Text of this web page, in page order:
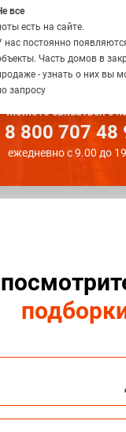
Можете связаться с
8 800 707 48
ежедневно с 9.00 до
все
есть на сайте.
нас постоянно
Часть домов в
- узнать о них вы
запросу